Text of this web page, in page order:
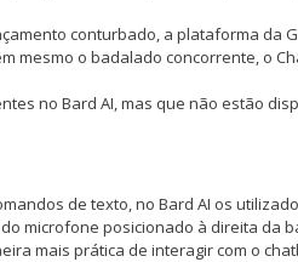
conturbado, a plataforma da
mesmo o badalado concorrente, o
no Bard AI, mas que não estão
de texto, no Bard AI os
microfone posicionado à direita da
mais prática de interagir com o